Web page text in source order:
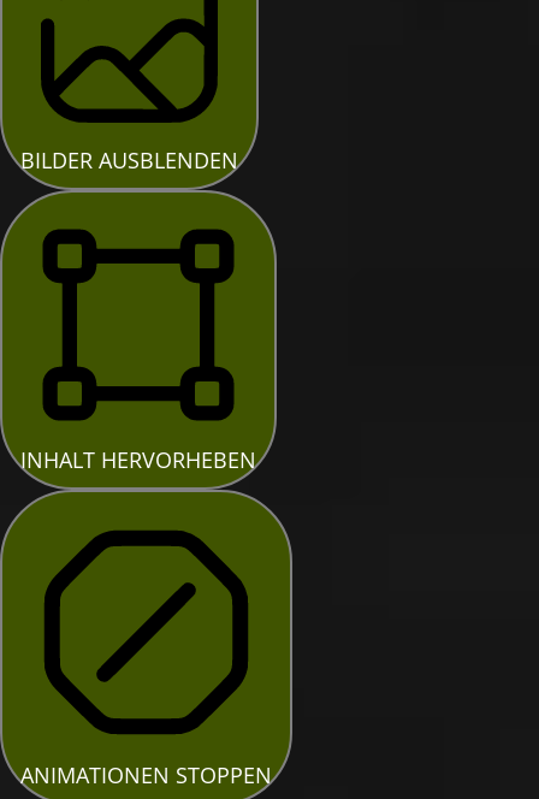
BILDER AUSBLENDEN
INHALT HERVORHEBEN
ANIMATIONEN STOPPEN